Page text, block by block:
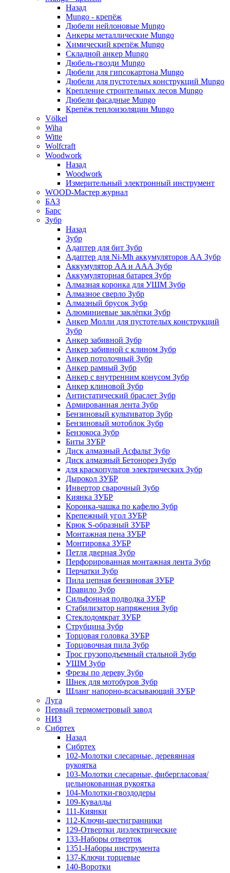
Назад
Mungo - крепёж
Дюбели нейлоновые Mungo
Анкеры металлические Mungo
Химический крепёж Mungo
Складной анкер Mungo
Дюбель-гвозди Mungo
Дюбели для гипсокартона Mungo
Дюбели для пустотелых конструкций Mungo
Крепление строительных лесов Mungo
Дюбели фасадные Mungo
Крепёж теплоизоляции Mungo
Völkel
Wiha
Witte
Wolfcraft
Woodwork
Назад
Woodwork
Измерительный электронный инструмент
WOOD-Мастер журнал
БАЗ
Барс
Зубр
Назад
Зубр
Адаптер для бит Зубр
Адаптер для Ni-Mh аккумуляторов АА Зубр
Аккумулятор AA и ААА Зубр
Аккумуляторная батарея Зубр
Алмазная коронка для УШМ Зубр
Алмазное сверло Зубр
Алмазный брусок Зубр
Алюминиевые заклёпки Зубр
Анкер Молли для пустотелых конструкций
Зубр
Анкер забивной Зубр
Анкер забивной с клином Зубр
Анкер потолочный Зубр
Анкер рамный Зубр
Анкер с внутренним конусом Зубр
Анкер клиновой Зубр
Антистатический браслет Зубр
Армированная лента Зубр
Бензиновый культиватор Зубр
Бензиновый мотоблок Зубр
Бензокоса Зубр
Биты ЗУБР
Диск алмазный Асфальт Зубр
Диск алмазный Бетонорез Зубр
для краскопультов электрических Зубр
Дырокол ЗУБР
Инвертор сварочный Зубр
Киянка ЗУБР
Коронка-чашка по кафелю Зубр
Крепежный угол ЗУБР
Крюк S-образный ЗУБР
Монтажная пена ЗУБР
Монтировка ЗУБР
Петля дверная Зубр
Перфорированная монтажная лента Зубр
Перчатки Зубр
Пила цепная бензиновая ЗУБР
Правило Зубр
Сильфонная подводка ЗУБР
Стабилизатор напряжения Зубр
Стеклодомкрат ЗУБР
Струбцина Зубр
Торцовая головка ЗУБР
Торцовочная пила Зубр
Трос грузоподъемный стальной Зубр
УШМ Зубр
Фрезы по дереву Зубр
Шнек для мотобуров Зубр
Шланг напорно-всасывающий ЗУБР
Луга
Первый термометровый завод
НИЗ
Сибртех
Назад
Сибртех
102-Молотки слесарные, деревянная
рукоятка
103-Молотки слесарные, фибергласовая/
цельнокованная рукоятка
104-Молотки-гвоздодеры
109-Кувалды
111-Киянки
112-Ключи-шестигранники
129-Отвертки диэлектрические
133-Наборы отверток
1351-Наборы инструмента
137-Ключи торцевые
140-Воротки